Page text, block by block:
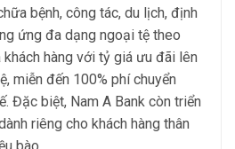
bệnh, công tác, du lịch, định
ứng đa dạng ngoại tệ theo
hàng với tỷ giá ưu đãi lên
miễn đến 100% phí chuyển
Đặc biệt, Nam A Bank còn triển
riêng cho khách hàng thân